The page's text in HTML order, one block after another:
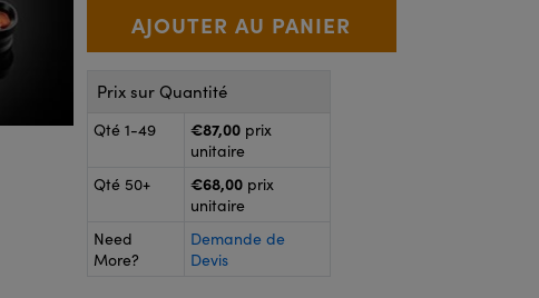
Prix sur Quantité
Qté 1-49 €87,00 prix
unitaire
Qté 50+
€68,00 prix
unitaire
Need
More?
Demande de
Devis